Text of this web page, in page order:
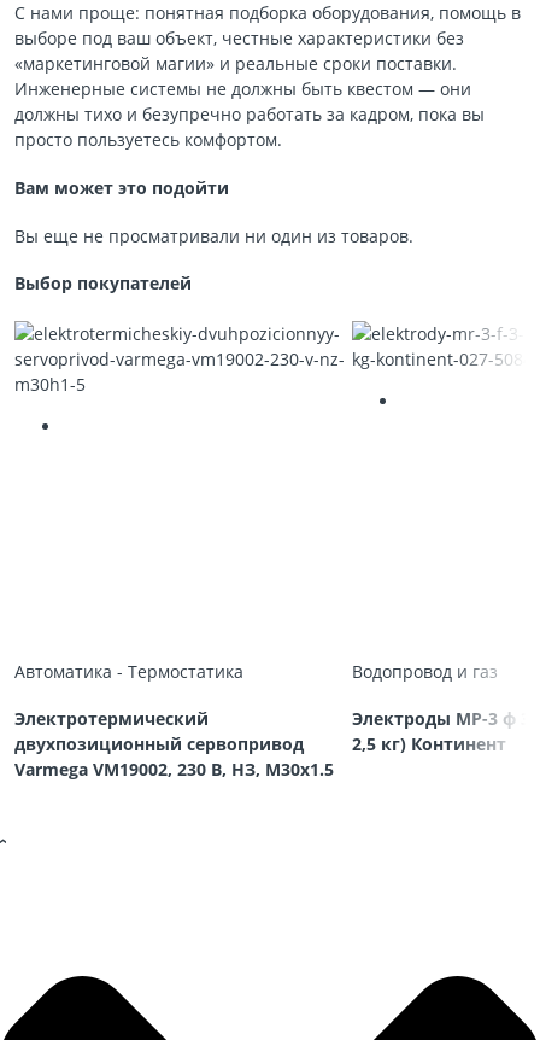
С нами проще: понятная подборка оборудования, помощь в
выборе под ваш объект, честные характеристики без
«маркетинговой магии» и реальные сроки поставки.
Инженерные системы не должны быть квестом — они
должны тихо и безупречно работать за кадром, пока вы
просто пользуетесь комфортом.
Вам может это подойти
Вы еще не просматривали ни один из товаров.
Выбор покупателей
Автоматика - Термостатика
Электротермический
двухпозиционный сервопривод
Varmega VM19002, 230 В, НЗ, M30х1.5
Водопровод и газ
Электроды МР-3 ф
2,5 кг) Континент